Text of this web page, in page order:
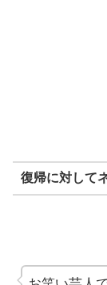
復帰に対して